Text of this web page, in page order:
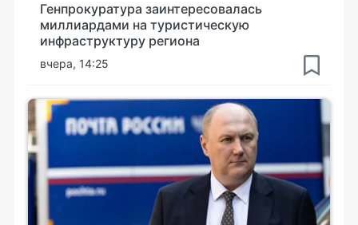
Генпрокуратура заинтересовалась
миллиардами на туристическую
инфраструктуру региона
вчера, 14:25